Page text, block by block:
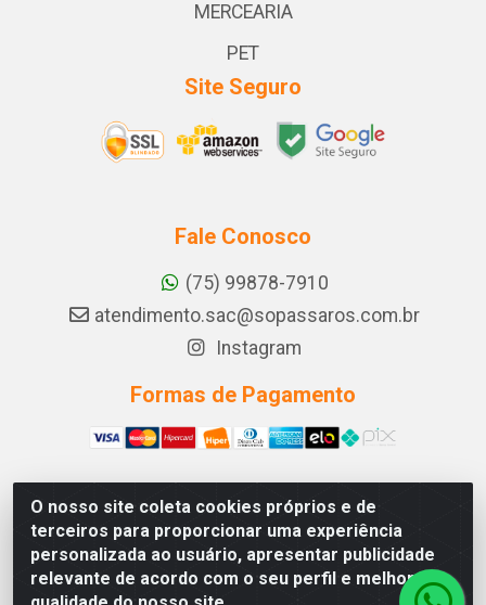
O nosso site coleta cookies próprios e de
terceiros para proporcionar uma experiência
personalizada ao usuário, apresentar publicidade
relevante de acordo com o seu perfil e melhorar a
MERCEARIA
PET
Site Seguro
Fale Conosco
(75) 99878-7910
atendimento.sac@sopassaros.com.br
Instagram
Formas de Pagamento
A PINA DOS SANTOS DELEZZOTTE LTDA - RODOVIA BA
233, 27 - ZONA RURAL, ITABERABA/BA - CEP 46.880-
000 - CNPJ 30.578.948/0001-90